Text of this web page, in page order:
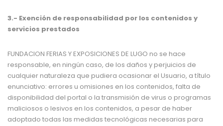
3.- Exención de responsabilidad por los contenidos y
servicios prestados
FUNDACION FERIAS Y EXPOSICIONES DE LUGO no se hace
responsable, en ningún caso, de los daños y perjuicios de
cualquier naturaleza que pudiera ocasionar el Usuario, a título
enunciativo: errores u omisiones en los contenidos, falta de
disponibilidad del portal o la transmisión de virus o programas
maliciosos o lesivos en los contenidos, a pesar de haber
adoptado todas las medidas tecnológicas necesarias para